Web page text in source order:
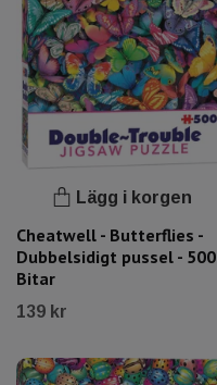
Lägg i korgen
Cheatwell - Butterflies -
Dubbelsidigt pussel - 500
Bitar
139 kr